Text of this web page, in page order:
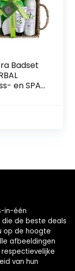
Badset
en SPA-
6-delige
in-één
de beste deals
op de hoogte
afbeeldingen
van hun